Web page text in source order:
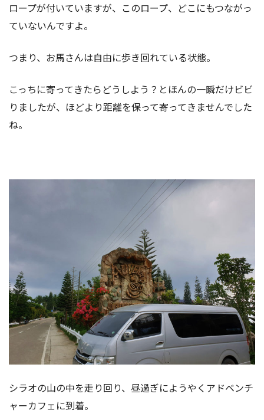
ロープが付いていますが、このロープ、どこにもつながっ
ていないんですよ。
つまり、お馬さんは自由に歩き回れている状態。
こっちに寄ってきたらどうしよう？とほんの一瞬だけビビ
りましたが、ほどより距離を保って寄ってきませんでした
ね。
シラオの山の中を走り回り、昼過ぎにようやくアドベンチ
ャーカフェに到着。